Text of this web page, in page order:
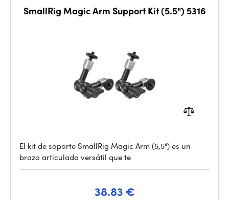
SmallRig Magic Arm Support Kit (5.5") 5316
El kit de soporte SmallRig Magic Arm (5,5") es un
brazo articulado versátil que te
38.83 €